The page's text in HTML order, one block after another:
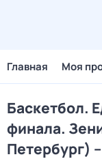
Главная Моя
Баскетбол.
финала.
Петербург)